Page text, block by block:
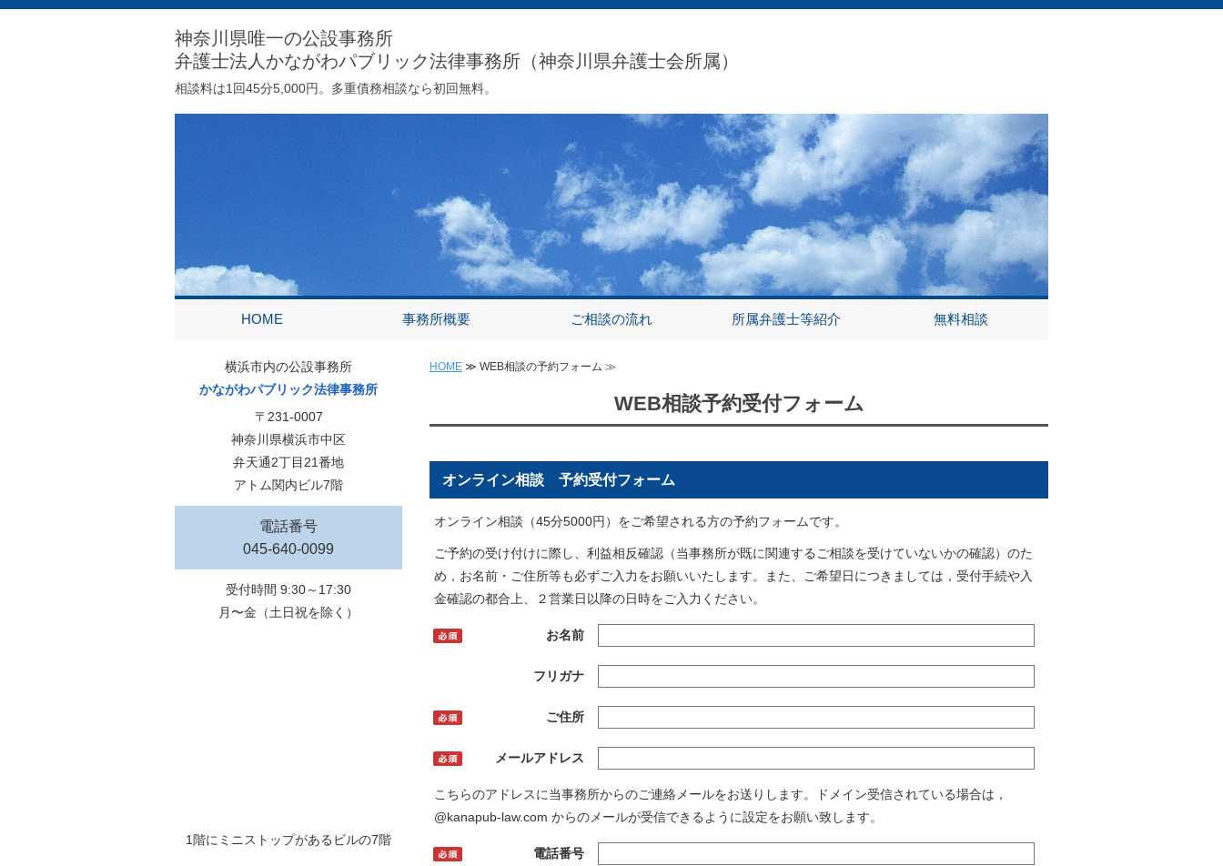
神奈川県唯一の公設事務所
弁護士法人かながわパブリック法律事務所（神奈川県弁護士会所属）
相談料は1回45分5,000円。多重債務相談なら初回無料。
HOME 事務所概要 ご相談の流れ 所属弁護士等紹介 無料相談
HOME ≫ WEB相談の予約フォーム ≫
WEB相談予約受付フォーム
オンライン相談 予約受付フォーム
オンライン相談（45分5000円）をご希望される方の予約フォームです。
ご予約の受け付けに際し、利益相反確認（当事務所が既に関連するご相談を受けていないかの確認）のた
め，お名前・ご住所等も必ずご入力をお願いいたします。また、ご希望日につきましては，受付手続や入
金確認の都合上、２営業日以降の日時をご入力ください。
お名前
フリガナ
ご住所
メールアドレス
こちらのアドレスに当事務所からのご連絡メールをお送りします。ドメイン受信されている場合は，
@kanapub-law.com からのメールが受信できるように設定をお願い致します。
電話番号
横浜市内の公設事務所
かながわパブリック法律事務所
〒231-0007
神奈川県横浜市中区
弁天通2丁目21番地
アトム関内ビル7階
電話番号
045-640-0099
受付時間 9:30～17:30
月〜金（土日祝を除く）
1階にミニストップがあるビルの7階